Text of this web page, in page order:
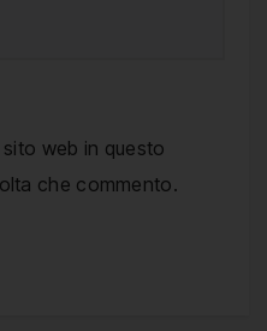
web in questo
che commento.